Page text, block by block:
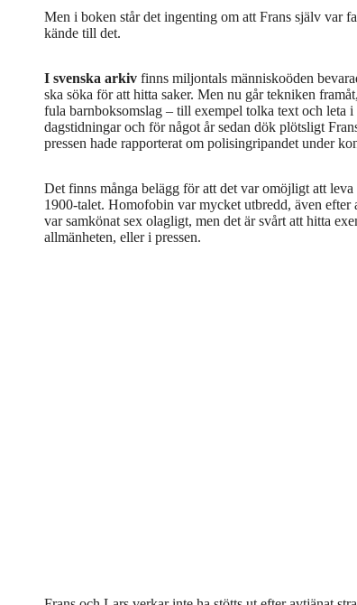
Men i boken står det ingenting om att Frans själv var
kände till det.
I svenska arkiv finns miljontals människoöden
ska söka för att hitta saker. Men nu går tekniken
fula barnboksomslag – till exempel tolka text och
dagstidningar och för något år sedan dök plötsligt
pressen hade rapporterat om polisingripandet under
Det finns många belägg för att det var omöjligt att
1900-talet. Homofobin var mycket utbredd, även
var samkönat sex olagligt, men det är svårt att hitta
allmänheten, eller i pressen.